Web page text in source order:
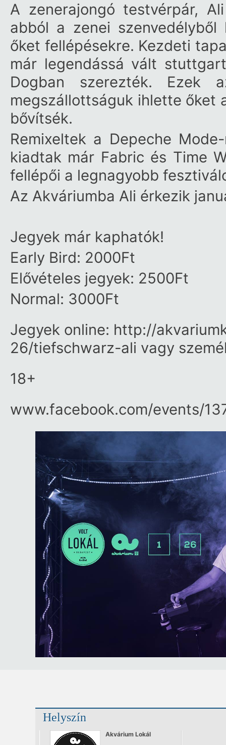
A zenerajongó testvérpár,
abból a zenei
őket fellépésekre. Kezdeti
már legendássá vált
Dogban szerezték. Ezek
megszállottságuk ihlette őket
bővítsék.
Remixeltek a Depeche
kiadtak már Fabric és Time
fellépői a legnagyobb
Az Akváriumba Ali érkezik
Jegyek már kaphatók!
Early Bird: 2000Ft
Elővételes jegyek: 2500Ft
Normal: 3000Ft
Jegyek online: http://
26/tiefschwarz-ali vagy
18+
www.facebook.com/​events/​
Helyszín
Akvárium Lokál